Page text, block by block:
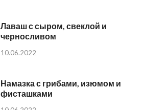
Лаваш с сыром, свеклой и
черносливом
10.06.2022
Намазка с грибами, изюмом и
фисташками